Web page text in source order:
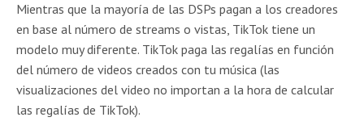
Mientras que la mayoría de las DSPs pagan a los creadores
en base al número de streams o vistas, TikTok tiene un
modelo muy diferente. TikTok paga las regalías en función
del número de videos creados con tu música (las
visualizaciones del video no importan a la hora de calcular
las regalías de TikTok).